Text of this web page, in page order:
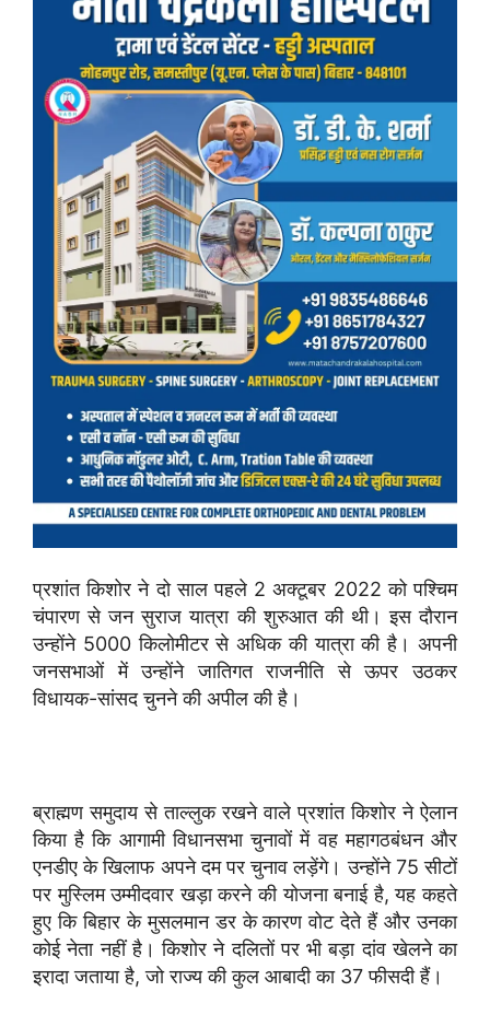
प्रशांत किशोर ने दो साल पहले 2 अक्टूबर 2022 को पश्चिम
चंपारण से जन सुराज यात्रा की शुरुआत की थी। इस दौरान
उन्होंने 5000 किलोमीटर से अधिक की यात्रा की है। अपनी
जनसभाओं में उन्होंने जातिगत राजनीति से ऊपर उठकर
विधायक-सांसद चुनने की अपील की है।
ब्राह्मण समुदाय से ताल्लुक रखने वाले प्रशांत किशोर ने ऐलान
किया है कि आगामी विधानसभा चुनावों में वह महागठबंधन और
एनडीए के खिलाफ अपने दम पर चुनाव लड़ेंगे। उन्होंने 75 सीटों
पर मुस्लिम उम्मीदवार खड़ा करने की योजना बनाई है, यह कहते
हुए कि बिहार के मुसलमान डर के कारण वोट देते हैं और उनका
कोई नेता नहीं है। किशोर ने दलितों पर भी बड़ा दांव खेलने का
इरादा जताया है, जो राज्य की कुल आबादी का 37 फीसदी हैं।